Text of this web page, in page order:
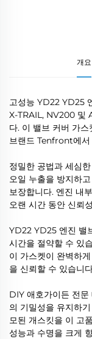
개요
고성능 YD22 YD25
X-TRAIL, NV200 및
다. 이 밸브 커버 가
브랜드 Tenfront에서
정밀한 공법과 세심
오일 누출을 방지하
보장합니다. 엔진 내
오랜 시간 동안 신뢰
YD22 YD25 엔진 밸
시간을 절약할 수 있
이 가스켓이 완벽하
을 신뢰할 수 있습니
DIY 애호가이든 전문
의 기밀성을 유지하
모된 개스킷을 이 고
성능과 수명을 크게